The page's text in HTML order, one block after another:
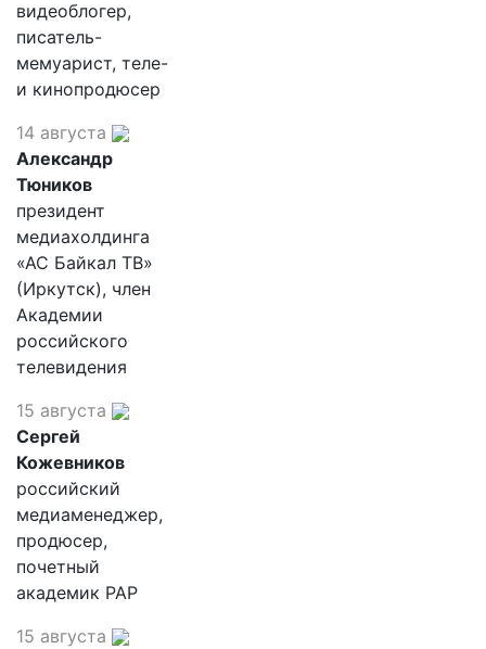
видеоблогер,
писатель-
мемуарист, теле-
и кинопродюсер
14 августа
Александр
Тюников
президент
медиахолдинга
«АС Байкал ТВ»
(Иркутск), член
Академии
российского
телевидения
15 августа
Сергей
Кожевников
российский
медиаменеджер,
продюсер,
почетный
академик РАР
15 августа